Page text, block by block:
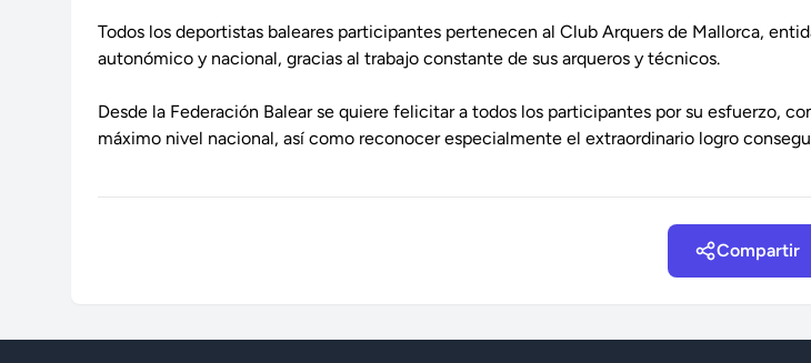
Todos los deportistas baleares participantes pertenecen al Club Arquers de Mallorca,
autonómico y nacional, gracias al trabajo constante de sus arqueros y técnicos.
Desde la Federación Balear se quiere felicitar a todos los participantes por su esfuerzo,
máximo nivel nacional, así como reconocer especialmente el extraordinario logro
Compartir